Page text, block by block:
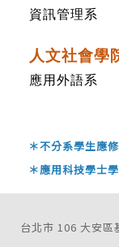
資訊管理系
人文社會學
應用外語系
＊不分系學生應
＊應用科技學士
台北市 106 大安